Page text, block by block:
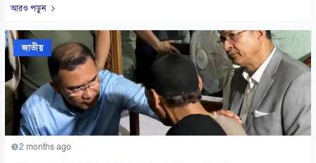
আরও পড়ুন
জাতীয়
2 months ago